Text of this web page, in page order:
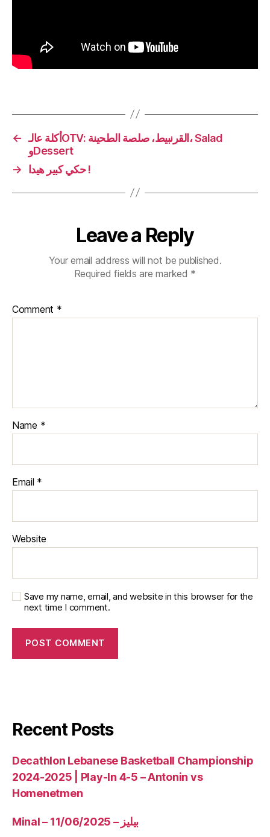
← أكلة عالـOTV: القرنبيط، صلصة الطحينة، Salad
وDessert
→
حكي كبير هيدا !
Leave a Reply
Your email address will not be published.
Required fields are marked *
Comment *
Name *
Email *
Website
Save my name, email, and website in this browser for the
next time I comment.
Recent Posts
Decathlon Lebanese Basketball Championship
2024-2025 | Play-In 4-5 – Antonin vs
Homenetmen
Minal – 11/06/2025 – بيليز